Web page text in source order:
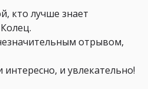
кто лучше знает
отрывом,
и увлекательно!